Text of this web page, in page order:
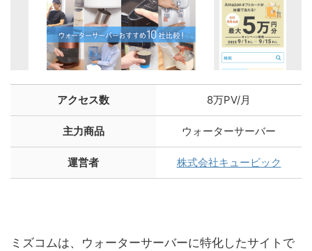
アクセス数 8万PV/月
主力商品 ウォーターサーバー
運営者 株式会社キュービック
ミズコムは、ウォーターサーバーに特化したサイトで